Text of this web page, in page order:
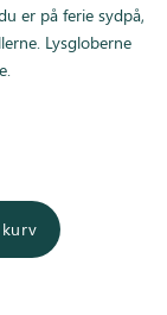
er på ferie sydpå,
Lysgloberne